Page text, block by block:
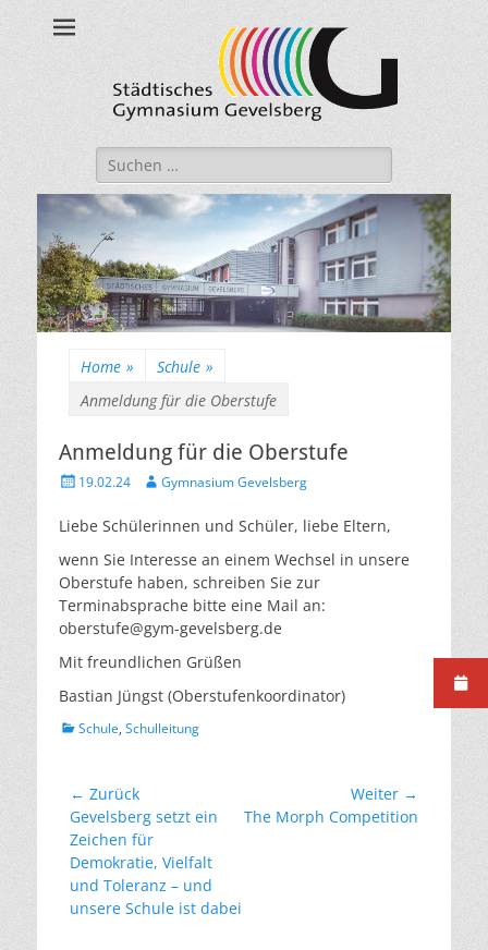
Städtisches
Gymnasium
Gevelsberg
Suche
nach:
Home » Schule »
Anmeldung für die Oberstufe
Anmeldung für die Oberstufe
Veröffentlicht
19.02.24 AutorGymnasium Gevelsberg
Liebe Schülerinnen und Schüler, liebe Eltern,
wenn Sie Interesse an einem Wechsel in unsere
Oberstufe haben, schreiben Sie zur
Terminabsprache bitte eine Mail an:
oberstufe@gym-gevelsberg.de
Mit freundlichen Grüßen
Bastian Jüngst (Oberstufenkoordinator)
Kategorien
Schule, Schulleitung
Beitragsnavigation
← Zurück
Vorheriger
Beitrag:
Gevelsberg setzt ein
Zeichen für
Demokratie, Vielfalt
und Toleranz – und
unsere Schule ist dabei
Weiter →
Nächster
The Morph Competition